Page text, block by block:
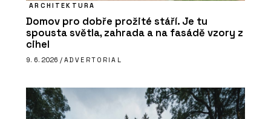
ARCHITEKTURA
Domov pro dobře prožité stáří. Je tu
spousta světla, zahrada a na fasádě vzory z
cihel
9. 6. 2026 / ADVERTORIAL